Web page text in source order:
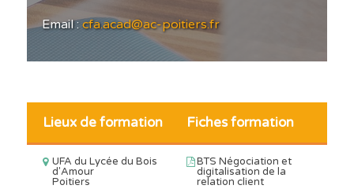
Email :cfa.acad@ac-poitiers.fr
Lieux de formation Fiches formation
UFA du Lycée du Bois
d'Amour
Poitiers
BTS Négociation et
digitalisation de la
relation client